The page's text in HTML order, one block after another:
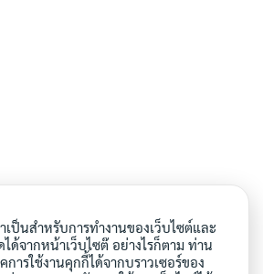
เป็นสำหรับการทำงานของเว็บไซต์และ
ได้จากหน้าเว็บไซต๊ อย่างไรก็ตาม ท่าน
ารใช้งานคุกกี้ได้จากบราวเซอร์ของ